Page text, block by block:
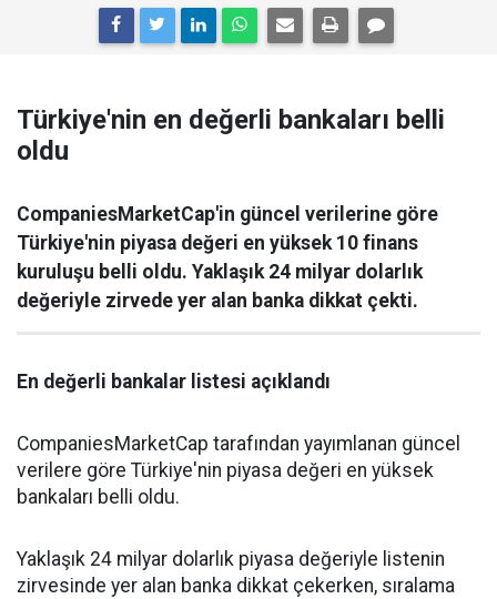
Türkiye'nin en değerli bankaları belli
oldu
CompaniesMarketCap'in güncel verilerine göre
Türkiye'nin piyasa değeri en yüksek 10 finans
kuruluşu belli oldu. Yaklaşık 24 milyar dolarlık
değeriyle zirvede yer alan banka dikkat çekti.
En değerli bankalar listesi açıklandı
CompaniesMarketCap tarafından yayımlanan güncel
verilere göre Türkiye'nin piyasa değeri en yüksek
bankaları belli oldu.
Yaklaşık 24 milyar dolarlık piyasa değeriyle listenin
zirvesinde yer alan banka dikkat çekerken, sıralama